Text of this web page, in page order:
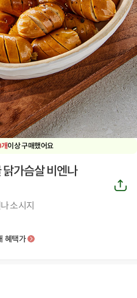
이상 구매했어요
가슴살 비엔나
소시지
혜택가
공
유